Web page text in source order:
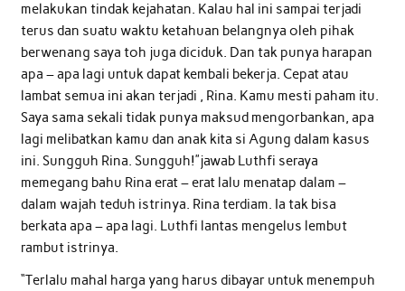
melakukan tindak kejahatan. Kalau hal ini sampai terjadi
terus dan suatu waktu ketahuan belangnya oleh pihak
berwenang saya toh juga diciduk. Dan tak punya harapan
apa – apa lagi untuk dapat kembali bekerja. Cepat atau
lambat semua ini akan terjadi , Rina. Kamu mesti paham itu.
Saya sama sekali tidak punya maksud mengorbankan, apa
lagi melibatkan kamu dan anak kita si Agung dalam kasus
ini. Sungguh Rina. Sungguh!”jawab Luthfi seraya
memegang bahu Rina erat – erat lalu menatap dalam –
dalam wajah teduh istrinya. Rina terdiam. Ia tak bisa
berkata apa – apa lagi. Luthfi lantas mengelus lembut
rambut istrinya.
“Terlalu mahal harga yang harus dibayar untuk menempuh